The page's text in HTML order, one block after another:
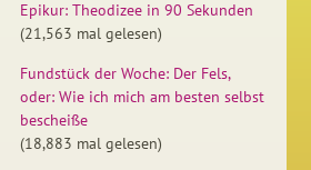
Epikur: Theodizee in 90 Sekunden
(21,563 mal gelesen)
Fundstück der Woche: Der Fels,
oder: Wie ich mich am besten selbst
bescheiße
(18,883 mal gelesen)